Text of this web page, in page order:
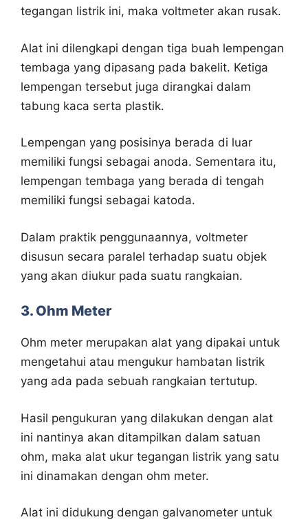
tegangan listrik ini, maka voltmeter akan rusak.
Alat ini dilengkapi dengan tiga buah lempengan
tembaga yang dipasang pada bakelit. Ketiga
lempengan tersebut juga dirangkai dalam
tabung kaca serta plastik.
Lempengan yang posisinya berada di luar
memiliki fungsi sebagai anoda. Sementara itu,
lempengan tembaga yang berada di tengah
memiliki fungsi sebagai katoda.
Dalam praktik penggunaannya, voltmeter
disusun secara paralel terhadap suatu objek
yang akan diukur pada suatu rangkaian.
3. Ohm Meter
Ohm meter merupakan alat yang dipakai untuk
mengetahui atau mengukur hambatan listrik
yang ada pada sebuah rangkaian tertutup.
Hasil pengukuran yang dilakukan dengan alat
ini nantinya akan ditampilkan dalam satuan
ohm, maka alat ukur tegangan listrik yang satu
ini dinamakan dengan ohm meter.
Alat ini didukung dengan galvanometer untuk